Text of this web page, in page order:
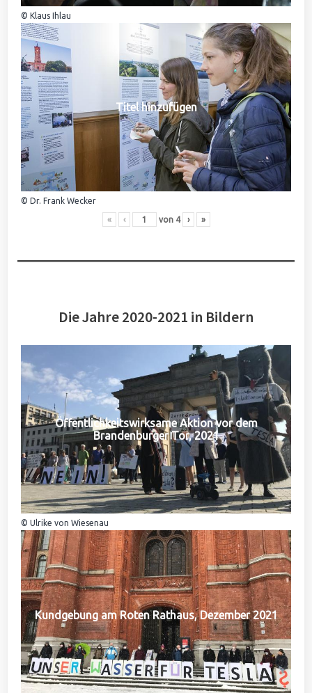
© Klaus Ihlau
Titel hinzufügen
© Dr. Frank Wecker
« ‹ von 4 › »
Die Jahre 2020-2021 in Bildern
Öffentlichkeitswirksame Aktion vor dem
Brandenburger Tor, 2021
© Ulrike von Wiesenau
Kundgebung am Roten Rathaus, Dezember 2021